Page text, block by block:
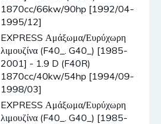
1870cc/66kw/90hp [1992/04-
1995/12]
EXPRESS Αμάξωμα/Ευρύχωρη
λιμουζίνα (F40_. G40_) [1985-
2001] - 1.9 D (F40R)
1870cc/40kw/54hp [1994/09-
1998/03]
EXPRESS Αμάξωμα/Ευρύχωρη
λιμουζίνα (F40_. G40_) [1985-